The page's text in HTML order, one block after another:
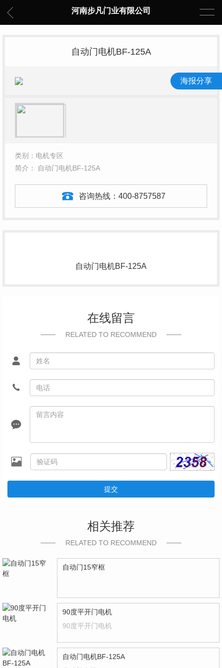
河南步凡门业有限公司
自动门电机BF-125A
类别：电机专区
简介： 自动门电机BF-125A
咨询热线： 400-8757587
自动门电机BF-125A
在线留言
RELATED TO RECOMMEND
提交
相关推荐
RELATED TO RECOMMEND
自动门15窄框
90度平开门电机
90度平开门电机
自动门电机BF-125A
海报分享